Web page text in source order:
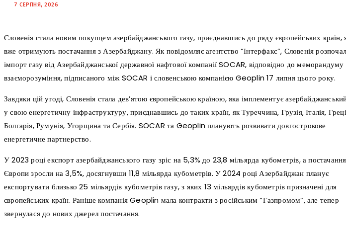
7 СЕРПНЯ, 2026
Словенія стала новим покупцем азербайджанського газу, приєднавшись до ряду європейських країн,
вже отримують постачання з Азербайджану. Як повідомляє агентство “Інтерфакс”, Словенія
імпорт газу від Азербайджанської державної нафтової компанії SOCAR, відповідно до меморандуму
взаєморозуміння, підписаного між SOCAR і словенською компанією Geoplin 17 липня цього року.
Завдяки цій угоді, Словенія стала дев’ятою європейською країною, яка імплементує
у свою енергетичну інфраструктуру, приєднавшись до таких країн, як Туреччина, Грузія, Італія,
Болгарія, Румунія, Угорщина та Сербія. SOCAR та Geoplin планують розвивати довгострокове
енергетичне партнерство.
У 2023 році експорт азербайджанського газу зріс на 5,3% до 23,8 мільярда кубометрів, а
Європи зросли на 3,5%, досягнувши 11,8 мільярда кубометрів. У 2024 році Азербайджан планує
експортувати близько 25 мільярдів кубометрів газу, з яких 13 мільярдів кубометрів призначені для
європейських країн. Раніше компанія Geoplin мала контракти з російським “Газпромом”, але тепер
звернулася до нових джерел постачання.